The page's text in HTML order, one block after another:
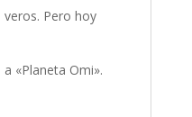
veros. Pero hoy
«Planeta Omi».